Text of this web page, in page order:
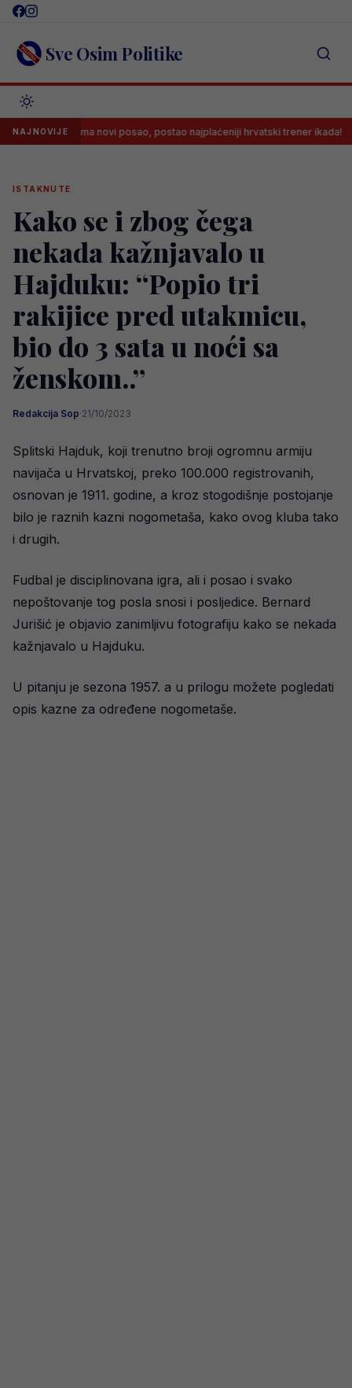
Skip
content Sve Osim Politike
NAJNOVIJE
Dalić ima novi posao, postao najplaćeniji hrvatski trener ikada!
ISTAKNUTE
Kako se i zbog čega
nekada kažnjavalo u
Hajduku: “Popio tri
rakijice pred utakmicu,
bio do 3 sata u noći sa
ženskom..”
Redakcija Sop·21/10/2023
Splitski Hajduk, koji trenutno broji ogromnu armiju
navijača u Hrvatskoj, preko 100.000 registrovanih,
osnovan je 1911. godine, a kroz stogodišnje postojanje
bilo je raznih kazni nogometaša, kako ovog kluba tako
i drugih.
Fudbal je disciplinovana igra, ali i posao i svako
nepoštovanje tog posla snosi i posljedice. Bernard
Jurišić je objavio zanimljivu fotografiju kako se nekada
kažnjavalo u Hajduku.
U pitanju je sezona 1957. a u prilogu možete pogledati
opis kazne za određene nogometaše.